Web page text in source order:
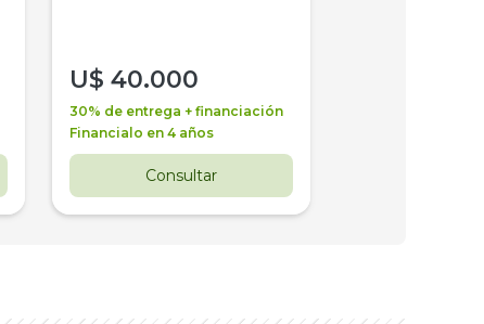
U$ 40.000
30% de entrega + financiación
Financialo en 4 años
Consultar